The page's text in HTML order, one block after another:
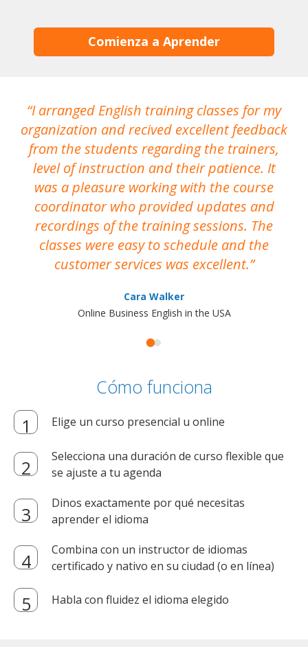
Comienza a Aprender
I arranged English training classes for my
organization and recived excellent feedback
from the students regarding the trainers,
level of instruction and their patience. It
was a pleasure working with the course
coordinator who provided updates and
recordings of the training sessions. The
classes were easy to schedule and the
customer services was excellent.
Cara Walker
Online Business English in the USA
Cómo funciona
Elige un curso presencial u online
Selecciona una duración de curso flexible que
se ajuste a tu agenda
Dinos exactamente por qué necesitas
aprender el idioma
Combina con un instructor de idiomas
certificado y nativo en su ciudad (o en línea)
Habla con fluidez el idioma elegido